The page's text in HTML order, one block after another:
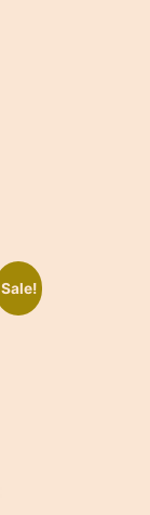
Sale!